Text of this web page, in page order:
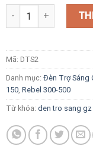
Đèn Trợ Sáng
Mã: DTS2
Danh mục: Đèn Trợ Sáng
150, Rebel 300-500
Từ khóa: den tro sang gz